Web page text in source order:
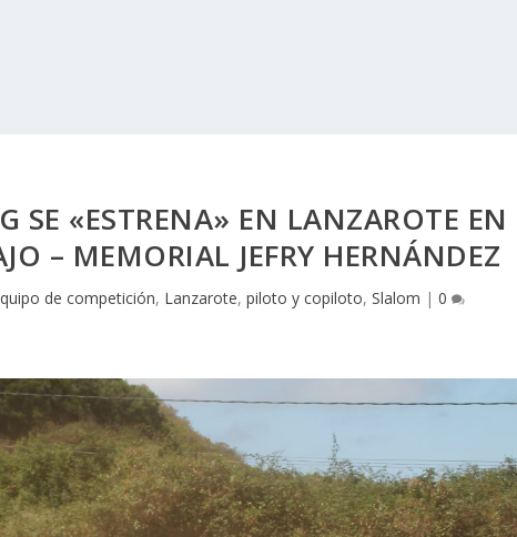
SE «ESTRENA» EN LANZAROTE EN
– MEMORIAL JEFRY HERNÁNDEZ
de competición, Lanzarote,piloto y copiloto,Slalom |0